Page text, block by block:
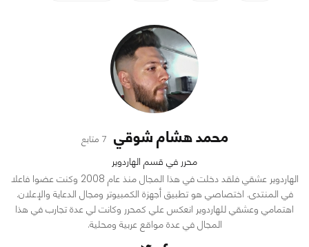
محمد هشام شوقي 7 متابع
محرر في قسم الهاردوير
الهاردوير عشقي فلقد دخلت في هذا المجال منذ عام 2008 وكنت عضوا فاعلا
في المنتدى. اختصاصي هو تطبيق أجهزة الكمبيوتر ومجال الدعاية والإعلان.
اهتمامي وعشقي للهاردوير انعكس علي كمحرر وكانت لي عدة تجارب في هذا
المجال في عدة مواقع عربية ومحلية.